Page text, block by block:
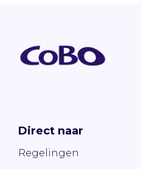
Direct naar
Regelingen